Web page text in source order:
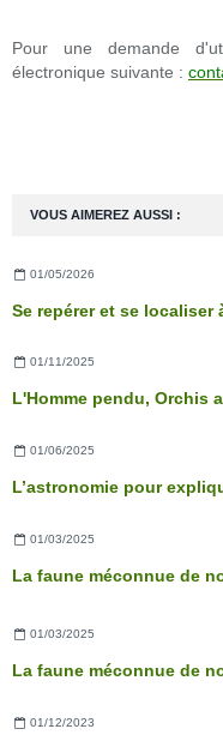
VOUS AIMEREZ AUSSI :
01/05/2026
Se repérer et se localiser
01/11/2025
L'Homme pendu, Orchis
01/06/2025
L’astronomie pour
01/03/2025
La faune méconnue de
01/03/2025
La faune méconnue de
01/12/2023
Pour une demande
électronique suivante :